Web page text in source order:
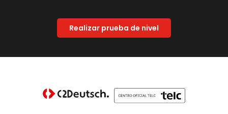
Realizar prueba de nivel